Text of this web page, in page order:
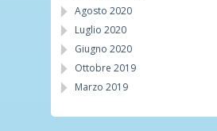
Agosto 2020
Luglio 2020
Giugno 2020
Ottobre 2019
Marzo 2019